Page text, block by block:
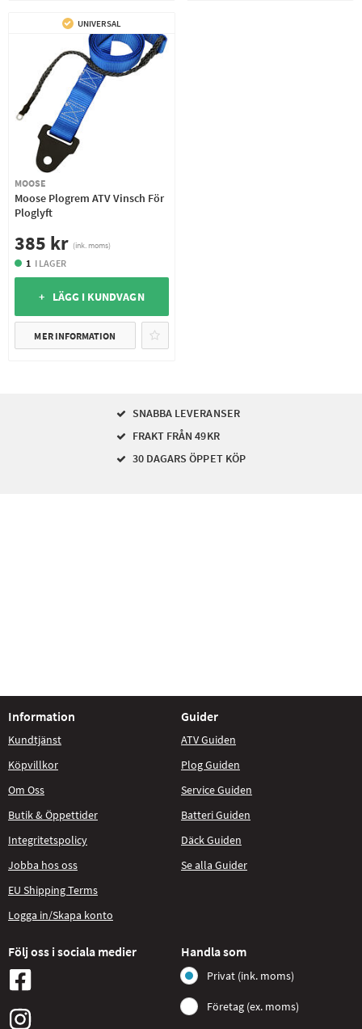
UNIVERSAL
MOOSE
Moose Plogrem ATV Vinsch För
Ploglyft
385 kr (ink. moms)
1 I LAGER
+ LÄGG I KUNDVAGN
MER INFORMATION
SNABBA LEVERANSER
FRAKT FRÅN 49KR
30 DAGARS ÖPPET KÖP
Information
Kundtjänst
Köpvillkor
Om Oss
Butik & Öppettider
Integritetspolicy
Jobba hos oss
EU Shipping Terms
Logga in/Skapa konto
Guider
ATV Guiden
Plog Guiden
Service Guiden
Batteri Guiden
Däck Guiden
Se alla Guider
Följ oss i sociala medier Handla som
Privat (ink. moms)
Företag (ex. moms)